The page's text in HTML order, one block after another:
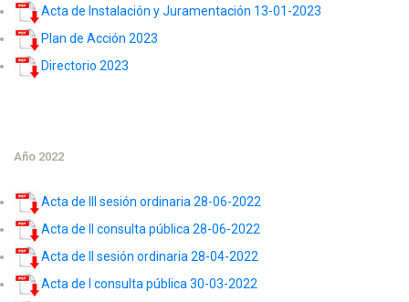
Acta de Instalación y Juramentación 13-01-2023
Plan de Acción 2023
Directorio 2023
Año 2022
Acta de III sesión ordinaria 28-06-2022
Acta de II consulta pública 28-06-2022
Acta de II sesión ordinaria 28-04-2022
Acta de I consulta pública 30-03-2022